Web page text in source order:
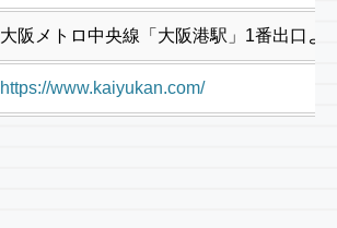
大阪メトロ中央線「大阪港駅」1番出口よ
https://www.kaiyukan.com/